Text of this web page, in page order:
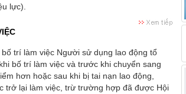
lực).
trí làm việc Người sử dụng lao động tổ
bố trí làm việc và trước khi chuyển sang
hơn hoặc sau khi bị tai nạn lao động,
trở lại làm việc, trừ trường hợp đã được Hội